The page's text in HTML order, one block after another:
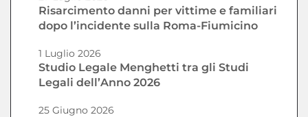
Risarcimento danni per vittime e familiari
dopo l’incidente sulla Roma-Fiumicino
Studio Legale Menghetti tra gli Studi
Legali dell’Anno 2026
1 Luglio 2026
25 Giugno 2026